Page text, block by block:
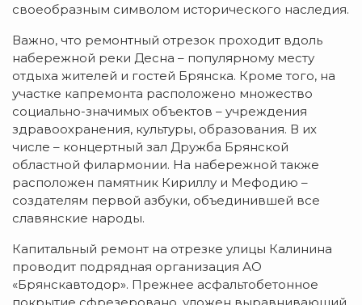
своеобразным символом исторического наследия.
Важно, что ремонтный отрезок проходит вдоль
набережной реки Десна – популярному месту
отдыха жителей и гостей Брянска. Кроме того, на
участке капремонта расположено множество
социально-значимых объектов – учреждения
здравоохранения, культуры, образования. В их
числе – концертный зал Дружба Брянской
областной филармонии. На набережной также
расположен памятник Кириллу и Мефодию –
создателям первой азбуки, объединившей все
славянские народы.
Капитальный ремонт на отрезке улицы Калинина
проводит подрядная организация АО
«Брянскавтодор». Прежнее асфальтобетонное
покрытие сфрезеровано, уложен выравнивающий